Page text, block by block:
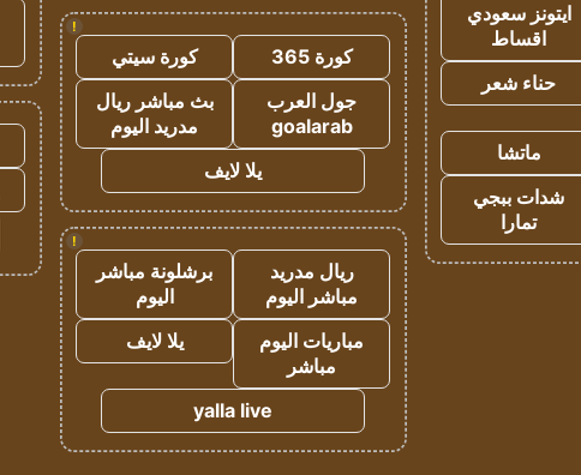
ايتونز سعودي
اقساط
حناء شعر
ماتشا
شدات ببجي
تمارا
!
كورة 365
كورة سيتي
جول العرب
goalarab
بث مباشر ريال
مدريد اليوم
يلا لايف
!
ريال مدريد
مباشر اليوم
برشلونة مباشر
اليوم
مباريات اليوم
مباشر
يلا لايف
yalla live